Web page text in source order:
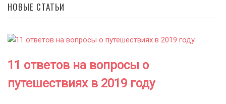
НОВЫЕ СТАТЬИ
11 ответов на вопросы о
путешествиях в 2019 году